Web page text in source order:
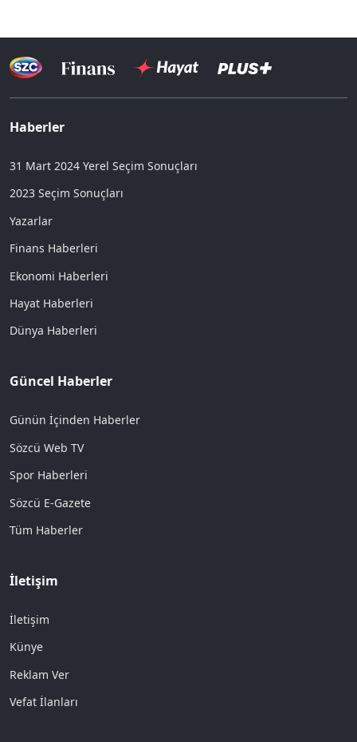
Haberler
31 Mart 2024 Yerel Seçim Sonuçları
2023 Seçim Sonuçları
Yazarlar
Finans Haberleri
Ekonomi Haberleri
Hayat Haberleri
Dünya Haberleri
Güncel Haberler
Günün İçinden Haberler
Sözcü Web TV
Spor Haberleri
Sözcü E-Gazete
Tüm Haberler
İletişim
İletişim
Künye
Reklam Ver
Vefat İlanları